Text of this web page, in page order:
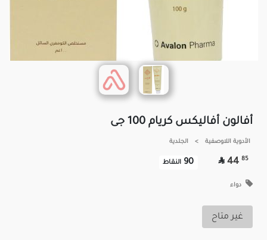
أفالون أفاليكس كريام 100 جى
الأدوية اللاوصفية > الجلدية
85
44

90 النقاط
دواء
غير متاح